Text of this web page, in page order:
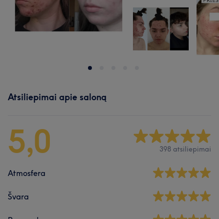
Atsiliepimai apie saloną
5,0 398 atsiliepimai
Atmosfera
Švara